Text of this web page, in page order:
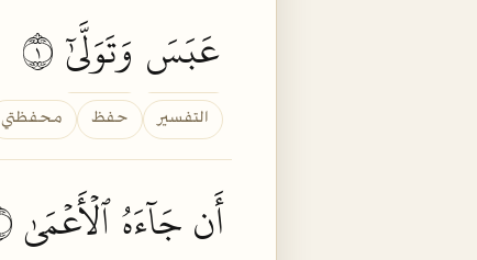
عَبَسَ وَتَوَلَّىٰٓ
التفسير حفظ محفظتي
أَنجَآءَهُٱلۡأَعۡمَىٰ